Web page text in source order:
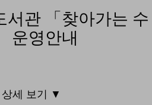
서관 「찾아가는 수
운영안내
상세 보기 ▼